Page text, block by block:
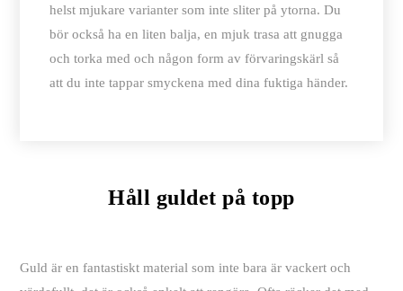
helst mjukare varianter som inte sliter på ytorna. Du
bör också ha en liten balja, en mjuk trasa att gnugga
och torka med och någon form av förvaringskärl så
att du inte tappar smyckena med dina fuktiga händer.
Håll guldet på topp
Guld är en fantastiskt material som inte bara är vackert och